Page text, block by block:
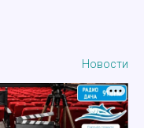
Новости